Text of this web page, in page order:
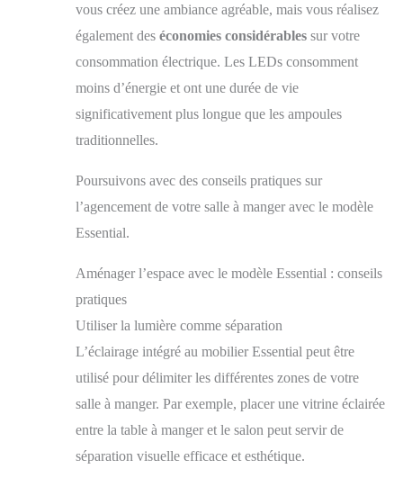
vous créez une ambiance agréable, mais vous réalisez
également des économies considérables sur votre
consommation électrique. Les LEDs consomment
moins d’énergie et ont une durée de vie
significativement plus longue que les ampoules
traditionnelles.
Poursuivons avec des conseils pratiques sur
l’agencement de votre salle à manger avec le modèle
Essential.
Aménager l’espace avec le modèle Essential : conseils
pratiques
Utiliser la lumière comme séparation
L’éclairage intégré au mobilier Essential peut être
utilisé pour délimiter les différentes zones de votre
salle à manger. Par exemple, placer une vitrine éclairée
entre la table à manger et le salon peut servir de
séparation visuelle efficace et esthétique.